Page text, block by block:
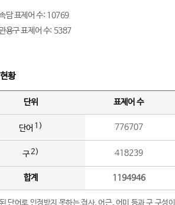
담 표제어 수: 10769
용구 표제어 수: 5387
황
단위 표제어 수
단어 1) 776707
구2) 418239
합계 1194946
단어로 인정받지 못하는 접사, 어근, 어미 등과 구 구성